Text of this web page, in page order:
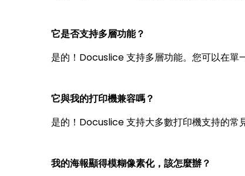
它是否支持多層功能？
是的！Docuslice 支持多層功能。您可以在單
它與我的打印機兼容嗎？
是的！Docuslice 支持大多數打印機支持的常
我的海報顯得模糊像素化，該怎麼辦？